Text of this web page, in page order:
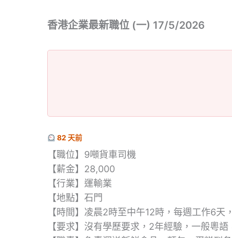
香港企業最新職位 (一) 17/5/2026
82 天前
【職位】9噸貨車司機
【薪金】28,000
【行業】運輸業
【地點】石門
【時間】凌晨2時至中午12時，每週工作6天
【要求】沒有學歷要求，2年經驗，一般粵